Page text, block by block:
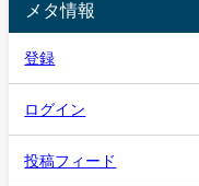
メタ情報
登録
ログイン
投稿フィード